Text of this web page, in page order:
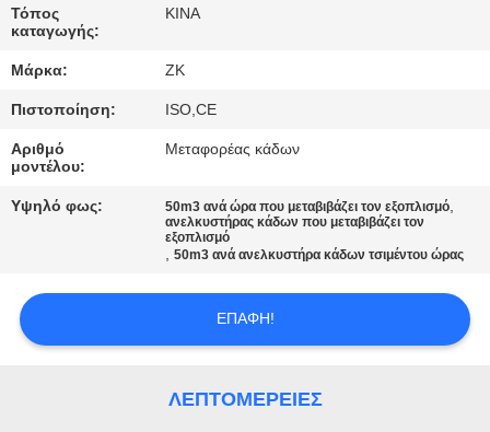
ΕΡΓΟΣΤΑΣΊΩΝ
ΠΟΙΟΤΙΚΌΣ
ΈΛΕΓΧΟΣ
ΜΑΣ
ΕΠΑΦΉ
ΜΕ
Τόπος
καταγωγής:
ΚΙΝΑ
Μάρκα: ZK
Πιστοποίηση: ISO,CE
Αριθμό
μοντέλου:
Μεταφορέας κάδων
Υψηλό φως: 50m3 ανά ώρα που μεταβιβάζει τον εξοπλισμό,
ανελκυστήρας κάδων που μεταβιβάζει τον
εξοπλισμό
,50m3 ανά ανελκυστήρα κάδων τσιμέντου ώρας
ΕΠΑΦΉ!
ΛΕΠΤΟΜΈΡΕΙΕΣ